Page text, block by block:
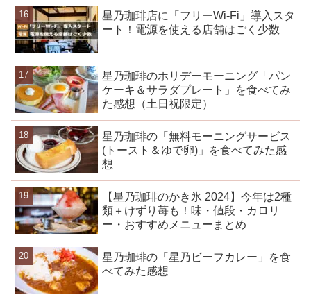
星乃珈琲店に「フリーWi-Fi」導入スタ
ート！電源を使える店舗はごく少数
星乃珈琲のホリデーモーニング「パン
ケーキ＆サラダプレート」を食べてみ
た感想（土日祝限定）
星乃珈琲の「無料モーニングサービス
(トースト＆ゆで卵)」を食べてみた感
想
【星乃珈琲のかき氷 2024】今年は2種
類＋けずり苺も！味・値段・カロリ
ー・おすすめメニューまとめ
星乃珈琲の「星乃ビーフカレー」を食
べてみた感想